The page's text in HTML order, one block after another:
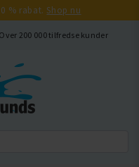
% rabat. Shop nu
Over 200 000 tilfredse kunder